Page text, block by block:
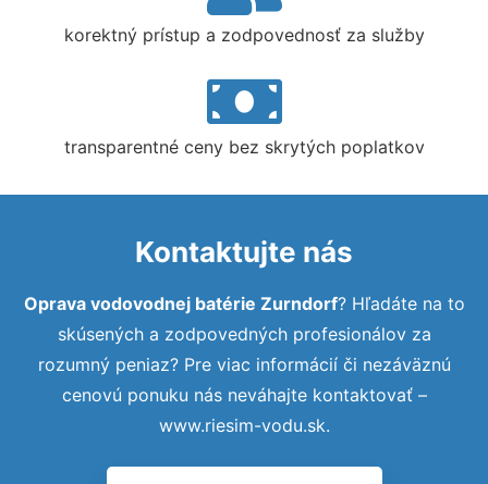
korektný prístup a zodpovednosť za služby
transparentné ceny bez skrytých poplatkov
Kontaktujte nás
Oprava vodovodnej batérie Zurndorf? Hľadáte na to
skúsených a zodpovedných profesionálov za
rozumný peniaz? Pre viac informácií či nezáväznú
cenovú ponuku nás neváhajte kontaktovať –
www.riesim-vodu.sk.